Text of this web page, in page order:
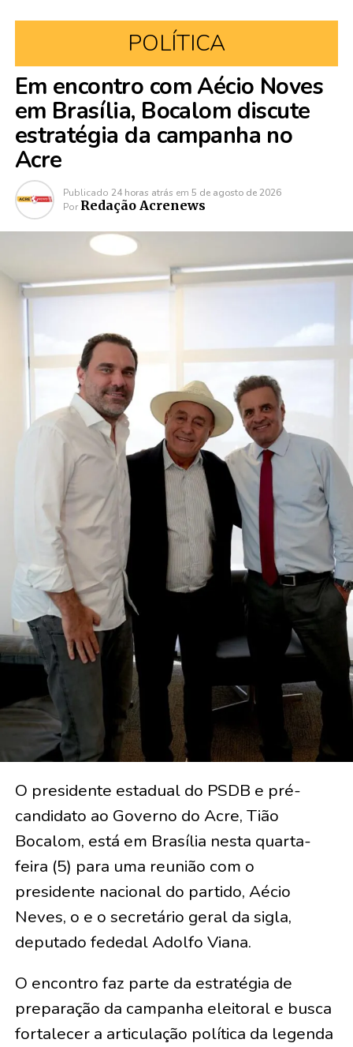
POLÍTICA
Em encontro com Aécio Noves
em Brasília, Bocalom discute
estratégia da campanha no
Acre
Publicado 24 horas atrás em 5 de agosto de 2026
Por Redação Acrenews
O presidente estadual do PSDB e pré-
candidato ao Governo do Acre, Tião
Bocalom, está em Brasília nesta quarta-
feira (5) para uma reunião com o
presidente nacional do partido, Aécio
Neves, o e o secretário geral da sigla,
deputado fededal Adolfo Viana.
O encontro faz parte da estratégia de
preparação da campanha eleitoral e busca
fortalecer a articulação política da legenda